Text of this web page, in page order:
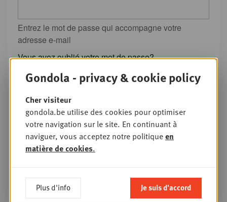
Entrez le mot de passe qui accompagne votre
adresse e-mail
Vous avez oublié votre mot de passe?
Ou s'enregistrer
Pourquoi créer un compte Gondola ?
L’inscription nous permet d’adapter nos
avantages :
Gondola - privacy & cookie policy
Cher visiteur
gondola.be utilise des cookies pour optimiser
votre navigation sur le site. En continuant à
naviguer, vous acceptez notre politiqueen
matière de cookies.
Plus d'info Je suis d'accord